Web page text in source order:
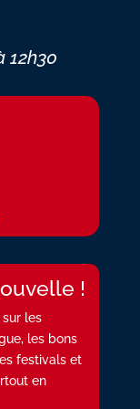
12h30
!
les
les bons
festivals et
en